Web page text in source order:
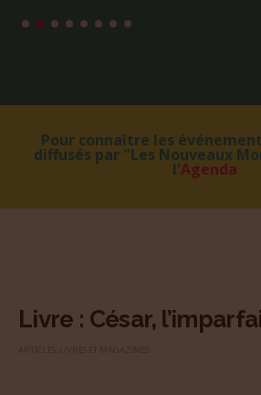
Pour connaître les
diffusés par "Les Nouveaux
l'Agenda
Livre : César,